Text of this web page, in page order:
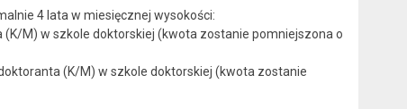
4 lata w miesięcznej wysokości:
M) w szkole doktorskiej (kwota zostanie pomniejszona o
(K/M) w szkole doktorskiej (kwota zostanie